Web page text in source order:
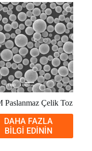
Paslanmaz Çelik Toz
DAHA FAZLA
BILGI EDININ